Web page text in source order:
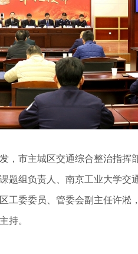
市主城区交通综合整治指
组负责人、南京工业大学
委委员、管委会副主任许
持。